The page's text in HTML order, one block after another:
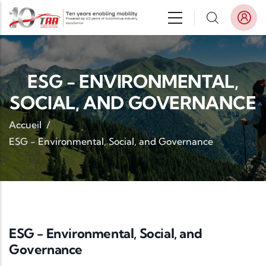
Aller au contenu principal
ESG - ENVIRONMENTAL,
SOCIAL, AND GOVERNANCE
Accueil /
ESG - Environmental, Social, and Governance
ESG - Environmental, Social, and
Governance